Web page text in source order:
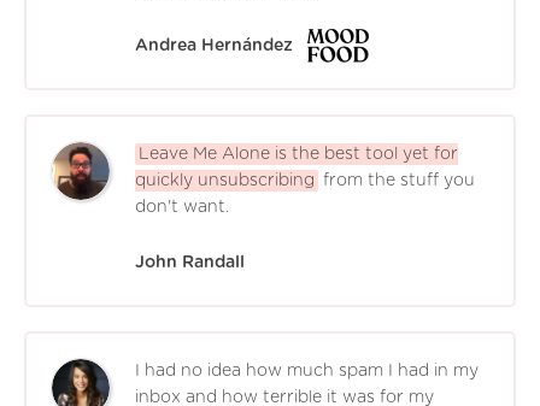
Andrea Hernández
Leave Me Alone is the best tool yet for
quickly unsubscribing from the stuff you
don't want.
John Randall
I had no idea how much spam I had in my
inbox and how terrible it was for my